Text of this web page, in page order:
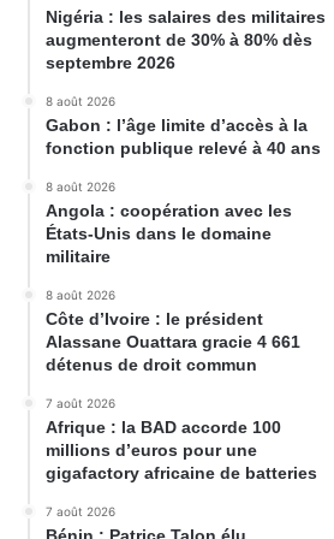
Nigéria : les salaires des militaires
augmenteront de 30% à 80% dès
septembre 2026
8 août 2026
Gabon : l’âge limite d’accès à la
fonction publique relevé à 40 ans
8 août 2026
Angola : coopération avec les
États-Unis dans le domaine
militaire
8 août 2026
Côte d’Ivoire : le président
Alassane Ouattara gracie 4 661
détenus de droit commun
7 août 2026
Afrique : la BAD accorde 100
millions d’euros pour une
gigafactory africaine de batteries
7 août 2026